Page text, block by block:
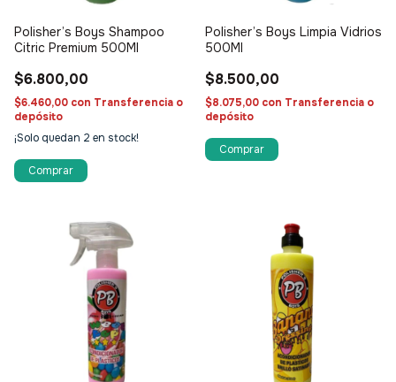
Polisher’s Boys Shampoo
Citric Premium 500Ml
$6.800,00
$6.460,00 con Transferencia o
depósito
¡Solo quedan 2 en stock!
Polisher’s Boys Limpia Vidrios
500Ml
$8.500,00
$8.075,00 con Transferencia o
depósito